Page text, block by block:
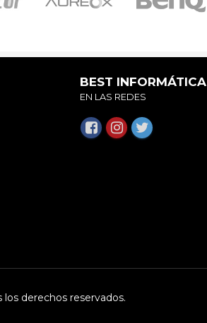
BEST INFORMÁTICA
EN LAS REDES
derechos reservados.